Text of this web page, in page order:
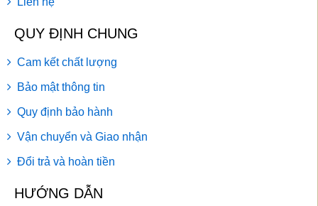
QUY ĐỊNH CHUNG
Cam kết chất lượng
Bảo mật thông tin
Quy định bảo hành
Vận chuyển và Giao nhận
Đổi trả và hoàn tiền
HƯỚNG DẪN